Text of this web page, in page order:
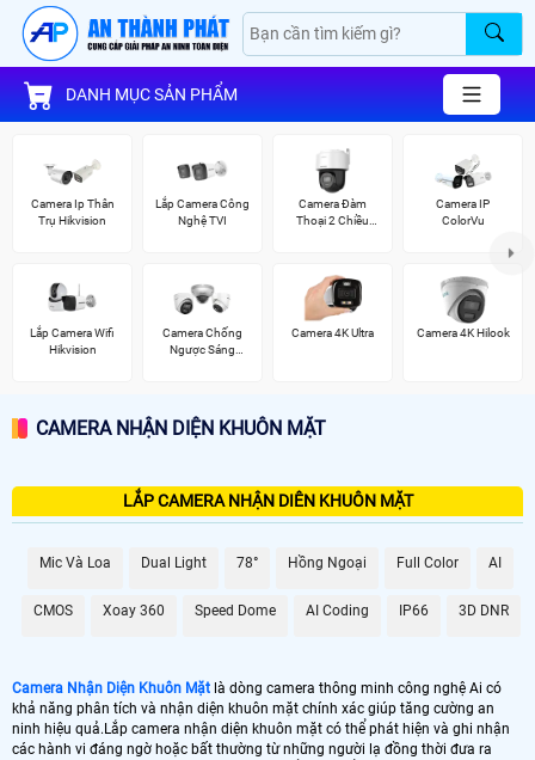
DANH MỤC SẢN PHẨM
Camera Ip Thân
Trụ Hikvision
Lắp Camera Công
Nghệ TVI
Camera Đàm
Thoại 2 Chiều
Camera IP
ColorVu
Lắp Camera Wifi
Hikvision
Camera Chống
Ngược Sáng
Camera 4K Ultra Camera 4K Hilook
CAMERA NHẬN DIỆN KHUÔN MẶT
LẮP CAMERA NHẬN DIÊN KHUÔN MẶT
Mic Và Loa Dual Light 78° Hồng Ngoại Full Color AI
CMOS Xoay 360 Speed Dome AI Coding IP66 3D DNR
Camera Nhận Diện Khuôn Mặt là dòng camera thông minh công nghệ Ai có
khả năng phân tích và nhận diện khuôn mặt chính xác giúp tăng cường an
ninh hiệu quả.Lắp camera nhận diện khuôn mặt có thể phát hiện và ghi nhận
các hành vi đáng ngờ hoặc bất thường từ những người lạ đồng thời đưa ra